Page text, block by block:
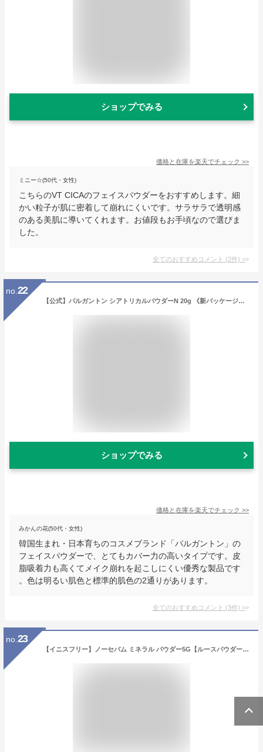
ショップでみる
価格と在庫を楽天でチェック >>
ミニー☆(50代・女性)
こちらのVT CICAのフェイスパウダーをおすすめします。細
かい粒子が肌に密着して崩れにくいです。サラサラで透明感
のある美肌に導いてくれます。お値段もお手頃なので選びま
した。
全てのおすすめコメント (2件) >
no. 22
【公式】パルガントン シアトリカルパウダーN 20g 《新パッケージ》 韓国コスメ 高品質 フェイスパウダー ベースメイク 低刺激 テカリ防止 カバー力 毛穴 プチプラ 化粧品 パルガントン dodo palgantong ドドジャパン dodojapan
ショップでみる
価格と在庫を楽天でチェック >>
みかんの花(50代・女性)
韓国生まれ・日本育ちのコスメブランド「パルガントン」の
フェイスパウダーで、とてもカバー力の高いタイプです。皮
脂吸着力も高くてメイク崩れを起こしにくい優秀な製品です
。色は明るい肌色と標準的肌色の2通りがあります。
全てのおすすめコメント (3件) >
no. 23
【イニスフリー】ノーセバム ミネラル パウダー5G【ルースパウダー】正規品 化粧くずれ 崩れない 毛穴レス 脂性肌 テカリ防止 サラサラ 皮脂 韓国コスメ 化粧直し 持ち運び 敏感肌 ナチュラル仕上げ 脂性肌 人気 コスパ メンズ 透明感 メイクキープ ベタつき防止 ノーファンデ プレゼント プチプラ 24時間 保湿 くすみ ニキビ肌OK 低刺激 旅行用 Tゾーン時短 マット ツヤ 乾燥 ふんわり 透明 崩れにくい 韓国コスメ